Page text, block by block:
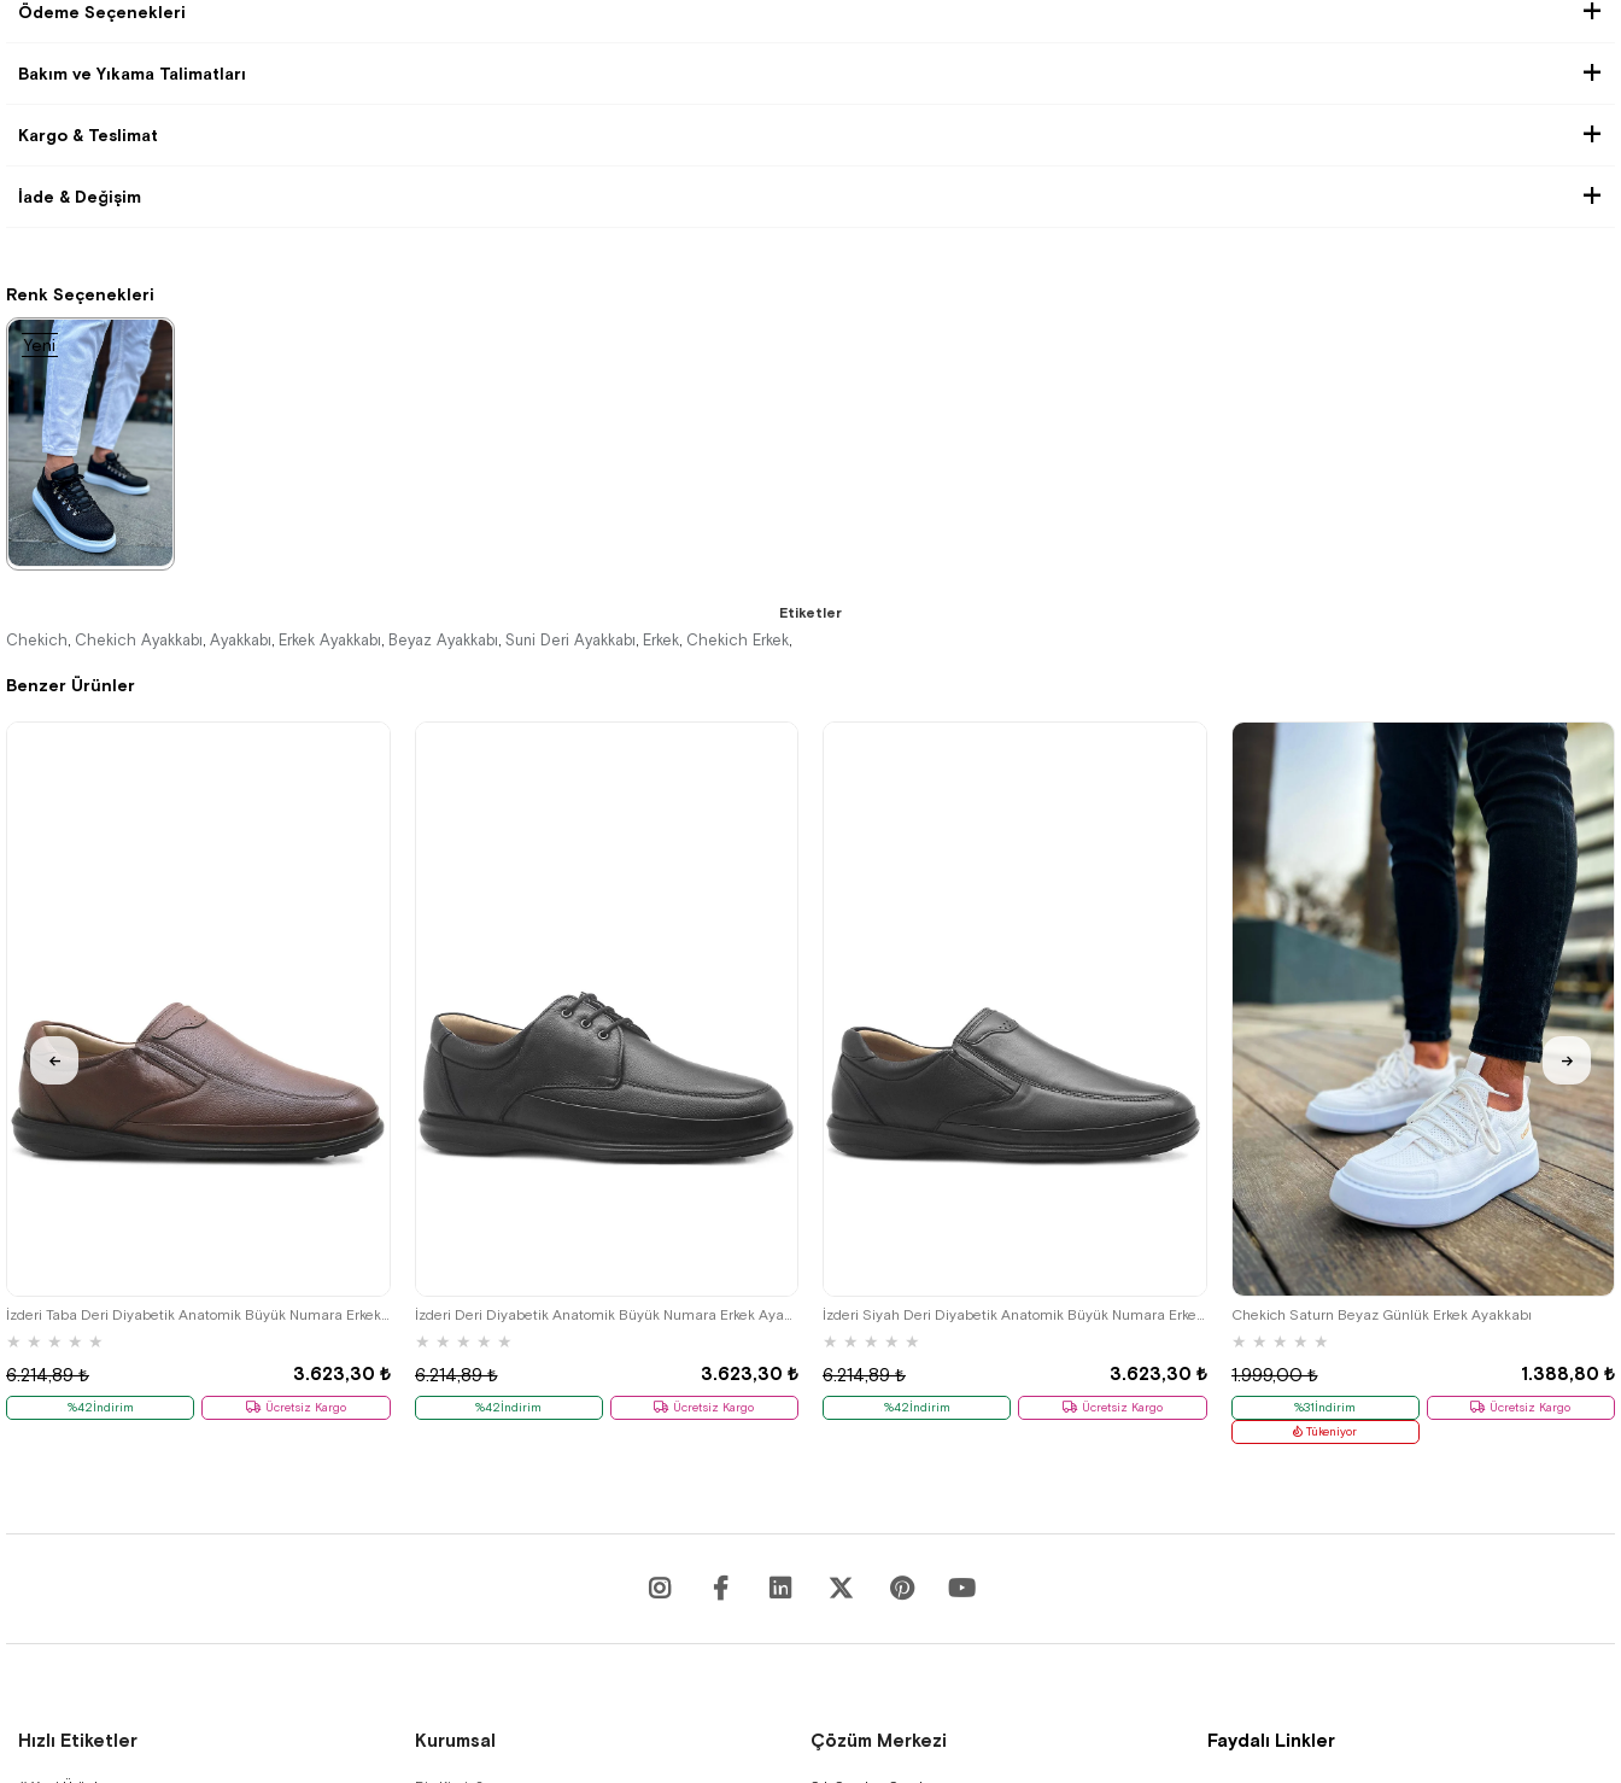
Benzer Ürünler
★ ★ ★ ★ ★
3.623,30 ₺
6.214,89 ₺
%42İndirim Ücretsiz Kargo
★ ★ ★ ★ ★
3.623,30 ₺
6.214,89 ₺
%42İndirim Ücretsiz Kargo
★ ★ ★ ★ ★
3.623,30 ₺
6.214,89 ₺
%42İndirim Ücretsiz Kargo
Chekich Saturn Beyaz Günlük Erkek Ayakkabı
★ ★ ★ ★ ★
1.388,80 ₺
1.999,00 ₺
%31İndirim
Ücretsiz Kargo
Tükeniyor
40 42
Ödeme Seçenekleri
Bakım ve Yıkama Talimatları
Kargo & Teslimat
İade & Değişim
Renk Seçenekleri
3.960,00 ₺
5.742,00 ₺
Yeni
Ürün
Etiketler
Chekich, Chekich Ayakkabı, Ayakkabı, Erkek Ayakkabı, Beyaz Ayakkabı, Suni Deri Ayakkabı, Erkek, Chekich Erkek,
Hızlı Etiketler Kurumsal Çözüm Merkezi Faydalı Linkler